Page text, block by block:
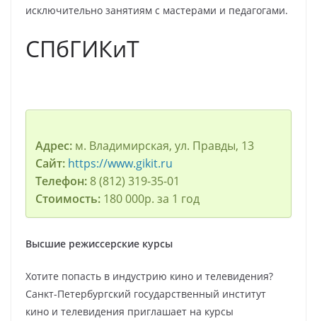
исключительно занятиям с мастерами и педагогами.
СПбГИКиТ
Адрес:м. Владимирская, ул. Правды, 13
Сайт: https://www.gikit.ru
Телефон:8 (812) 319-35-01
Стоимость:180 000р. за 1 год
Высшие режиссерские курсы
Хотите попасть в индустрию кино и телевидения?
Санкт-Петербургский государственный институт
кино и телевидения приглашает на курсы